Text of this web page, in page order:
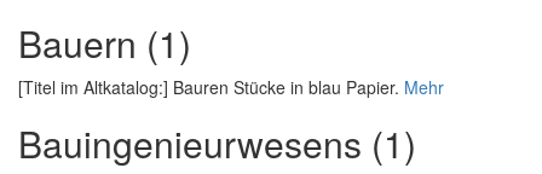
Bauern (1)
[Titel im Altkatalog:] Bauren Stücke in blau Papier. Mehr
Bauingenieurwesens (1)